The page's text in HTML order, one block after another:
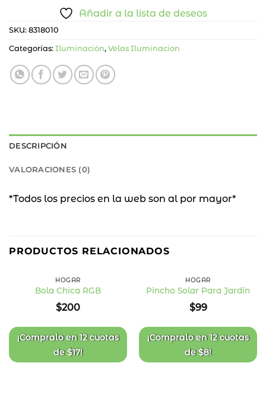
Añadir a la lista de deseos
SKU: 8318010
Categorías: Iluminación, Velas Iluminacion
DESCRIPCIÓN
VALORACIONES (0)
*Todos los precios en la web son al por mayor*
PRODUCTOS RELACIONADOS
de
deseos
HOGAR
Bola Chica RGB
$200
¡Compralo en12 cuotas
de$17!
de
deseos
HOGAR
Pincho Solar Para Jardín
$99
¡Compralo en12 cuotas
de$8!